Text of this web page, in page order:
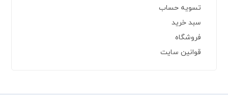
تسویه حساب
سبد خرید
فروشگاه
قوانین سایت